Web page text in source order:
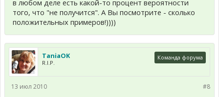
в любом деле есть какой-то процент вероятности
того, что "не получится". А Вы посмотрите - сколько
положительных примеров!))))
TaniaOK
R.I.P.
Команда форума
#8
13 июл 2010